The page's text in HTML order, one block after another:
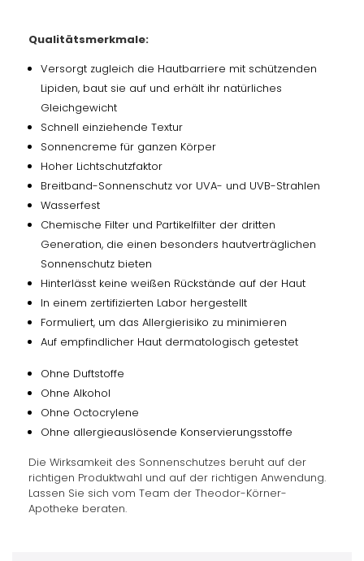
Qualitätsmerkmale:
Versorgt zugleich die Hautbarriere mit schützenden
Lipiden, baut sie auf und erhält ihr natürliches
Gleichgewicht
Schnell einziehende Textur
Sonnencreme für ganzen Körper
Hoher Lichtschutzfaktor
Breitband-Sonnenschutz vor UVA- und UVB-Strahlen
Wasserfest
Chemische Filter und Partikelfilter der dritten
Generation, die einen besonders hautverträglichen
Sonnenschutz bieten
Hinterlässt keine weißen Rückstände auf der Haut
In einem zertifizierten Labor hergestellt
Formuliert, um das Allergierisiko zu minimieren
Auf empfindlicher Haut dermatologisch getestet
Ohne Duftstoffe
Ohne Alkohol
Ohne Octocrylene
Ohne allergieauslösende Konservierungsstoffe
Die Wirksamkeit des Sonnenschutzes beruht auf der
richtigen Produktwahl und auf der richtigen Anwendung.
Lassen Sie sich vom Team der Theodor-Körner-
Apotheke beraten.